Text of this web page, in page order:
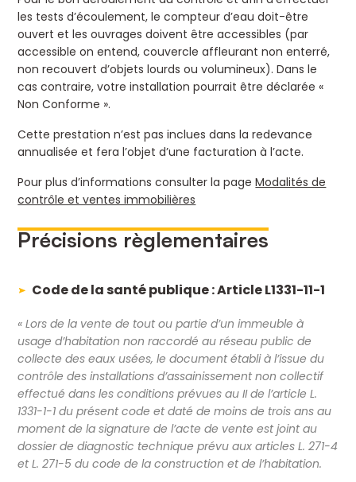
les tests d’écoulement, le compteur d’eau doit-être
ouvert et les ouvrages doivent être accessibles (par
accessible on entend, couvercle affleurant non enterré,
non recouvert d’objets lourds ou volumineux). Dans le
cas contraire, votre installation pourrait être déclarée «
Non Conforme ».
Cette prestation n’est pas inclues dans la redevance
annualisée et fera l’objet d’une facturation à l’acte.
Pour plus d’informations consulter la pageModalités de
contrôle et ventes immobilières
Précisions règlementaires
Code de la santé publique : Article L1331-11-1
« Lors de la vente de tout ou partie d’un immeuble à
usage d’habitation non raccordé au réseau public de
collecte des eaux usées, le document établi à l’issue du
contrôle des installations d’assainissement non collectif
effectué dans les conditions prévues au II de l’article L.
1331-1-1 du présent code et daté de moins de trois ans au
moment de la signature de l’acte de vente est joint au
dossier de diagnostic technique prévu aux articles L. 271-4
et L. 271-5 du code de la construction et de l’habitation.